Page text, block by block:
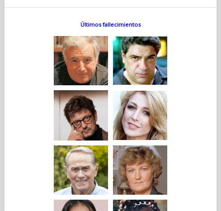
Últimos fallecimientos